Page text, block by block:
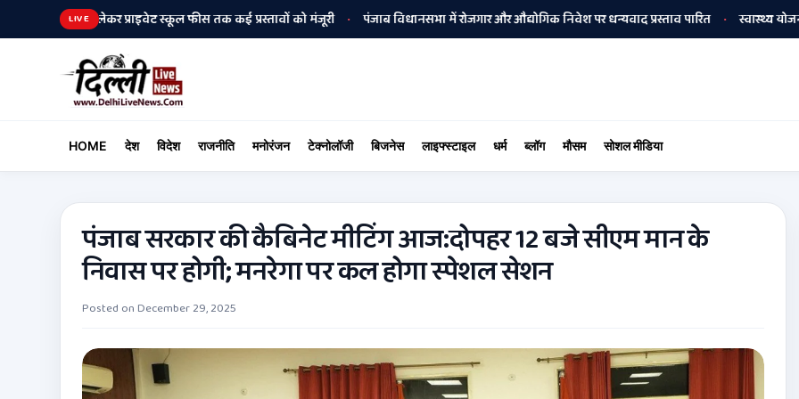
LIVE
से लेकर प्राइवेट स्कूल फीस तक कई प्रस्तावों को मंजूरी • पंजाब विधानसभा में रोजगार और औद्योगिक निवेश पर धन्यवाद प्रस्ताव पारित • स्वास्थ्य योजना की
HOME देश विदेश राजनीति मनोरंजन टेक्नोलॉजी बिजनेस लाइफ्स्टाइल धर्म ब्लॉग मौसम सोशल मीडिया
पंजाब सरकार की कैबिनेट मीटिंग आज:दोपहर 12 बजे सीएम मान के
निवास पर होगी; मनरेगा पर कल होगा स्पेशल सेशन
Posted on December 29, 2025